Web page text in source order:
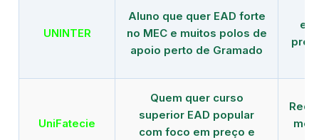
UNINTER
Aluno que quer EAD forte
no MEC e muitos polos de
apoio perto de Gramado
UniFatecie
Quem quer curso
superior EAD popular
com foco em preço e